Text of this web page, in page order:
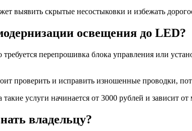
выявить скрытые несостыковки и избежать
освещения до LED?
требуется перепрошивка блока управления или
проверить и исправить изношенные проводки,
услуги начинается от 3000 рублей и зависит
владельцу?